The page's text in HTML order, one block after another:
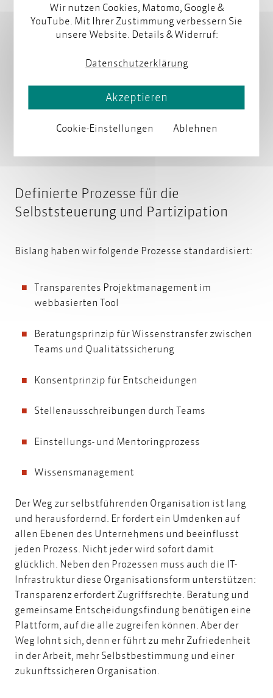
Unterstützungsfunktionen wie
Sie realisieren dauerhafte Aufgaben, die dem
behandeln aber keine fachlichen Themen.
Communities of Practice für den Austausch von
Definierte Prozesse für die
Selbststeuerung und Partizipation
Bislang haben wir folgende Prozesse standardisiert:
Transparentes Projektmanagement im
webbasierten Tool
Beratungsprinzip für Wissenstransfer zwischen
Teams und Qualitätssicherung
Konsentprinzip für Entscheidungen
Stellenausschreibungen durch Teams
Einstellungs- und Mentoringprozess
Wissensmanagement
Der Weg zur selbstführenden Organisation ist lang
und herausfordernd. Er fordert ein Umdenken auf
allen Ebenen des Unternehmens und beeinflusst
jeden Prozess. Nicht jeder wird sofort damit
glücklich. Neben den Prozessen muss auch die IT-
Infrastruktur diese Organisationsform unterstützen:
Transparenz erfordert Zugriffsrechte. Beratung und
gemeinsame Entscheidungsfindung benötigen eine
Plattform, auf die alle zugreifen können. Aber der
Weg lohnt sich, denn er führt zu mehr Zufriedenheit
in der Arbeit, mehr Selbstbestimmung und einer
zukunftssicheren Organisation.
Wir nutzen Cookies, Matomo, Google &
YouTube. Mit Ihrer Zustimmung verbessern Sie
unsere Website. Details & Widerruf:
Datenschutzerklärung
Cookie-Einstellungen Ablehnen
Akzeptieren